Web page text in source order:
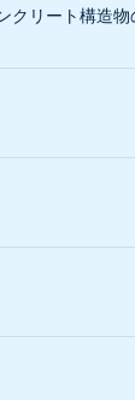
クリート構造